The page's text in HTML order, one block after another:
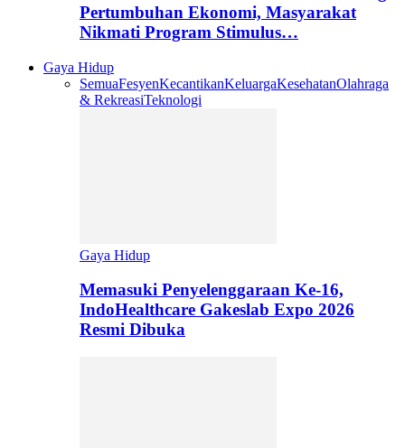
Pertumbuhan Ekonomi, Masyarakat
Nikmati Program Stimulus…
Gaya Hidup
SemuaFesyenKecantikanKeluargaKesehatanOlahraga
& RekreasiTeknologi
Gaya Hidup
Memasuki Penyelenggaraan Ke-16,
IndoHealthcare Gakeslab Expo 2026
Resmi Dibuka